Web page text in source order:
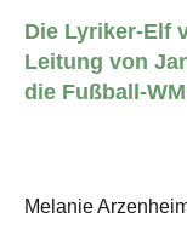
Die Lyriker-Elf
Leitung von
die Fußball-
Melanie